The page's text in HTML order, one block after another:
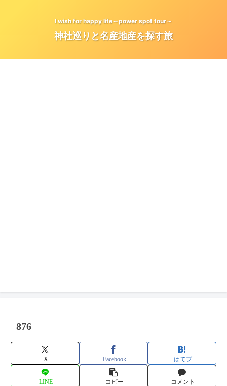
I wish for happy life～power spot tour～
神社巡りと名産地産を探す旅
876
X Facebook はてブ
LINE コピー コメント